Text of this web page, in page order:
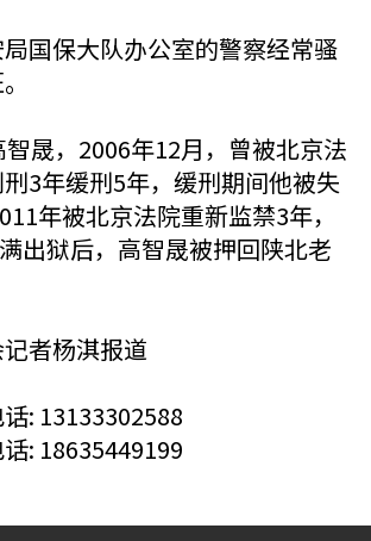
国保大队办公室的警察经常骚
晟，2006年12月，曾被北京法
3年缓刑5年，缓刑期间他被失
年被北京法院重新监禁3年，
出狱后，高智晟被押回陕北老
者杨淇报道
: 13133302588
: 18635449199